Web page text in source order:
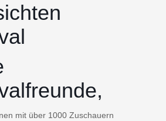
mit über 1000 Zuschauern